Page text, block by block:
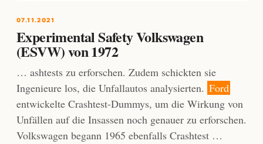
07.11.2021
Experimental Safety Volkswagen
(ESVW) von 1972
… ashtests zu erforschen. Zudem schickten sie
Ingenieure los, die Unfallautos analysierten. Ford
entwickelte Crashtest-Dummys, um die Wirkung von
Unfällen auf die Insassen noch genauer zu erforschen.
Volkswagen begann 1965 ebenfalls Crashtest …